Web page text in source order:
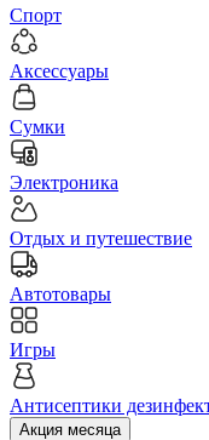
Спорт
Аксессуары
Сумки
Электроника
Отдых и путешествие
Автотовары
Игры
Антисептики
Акция месяца